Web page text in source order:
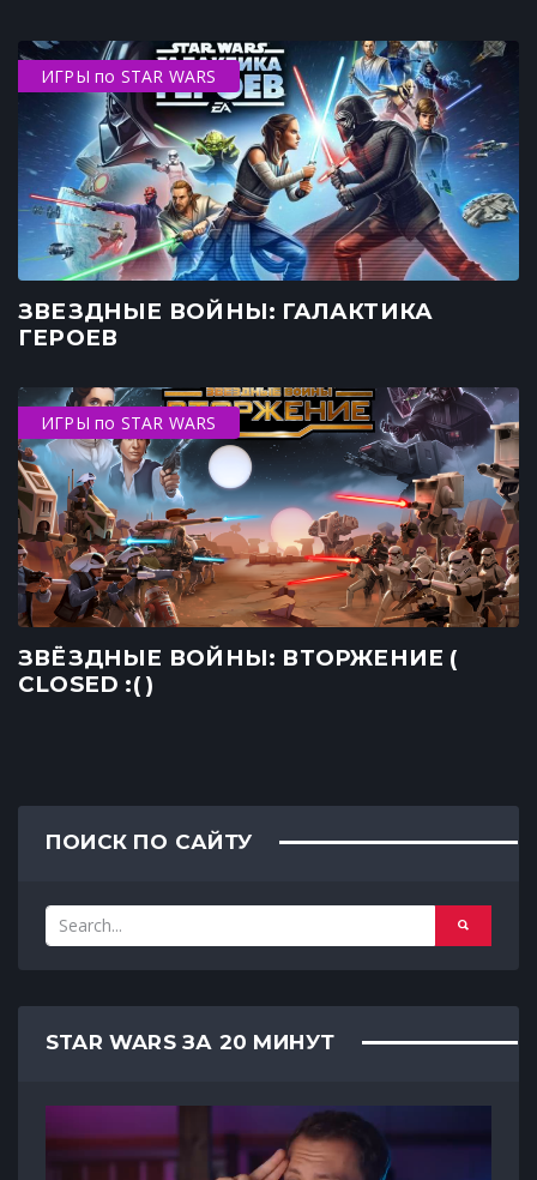
ИГРЫ по STAR WARS
ЗВЕЗДНЫЕ ВОЙНЫ: ГАЛАКТИКА
ГЕРОЕВ
ИГРЫ по STAR WARS
ЗВЁЗДНЫЕ ВОЙНЫ: ВТОРЖЕНИЕ (
CLOSED :( )
ПОИСК ПО САЙТУ
STAR WARS ЗА 20 МИНУТ